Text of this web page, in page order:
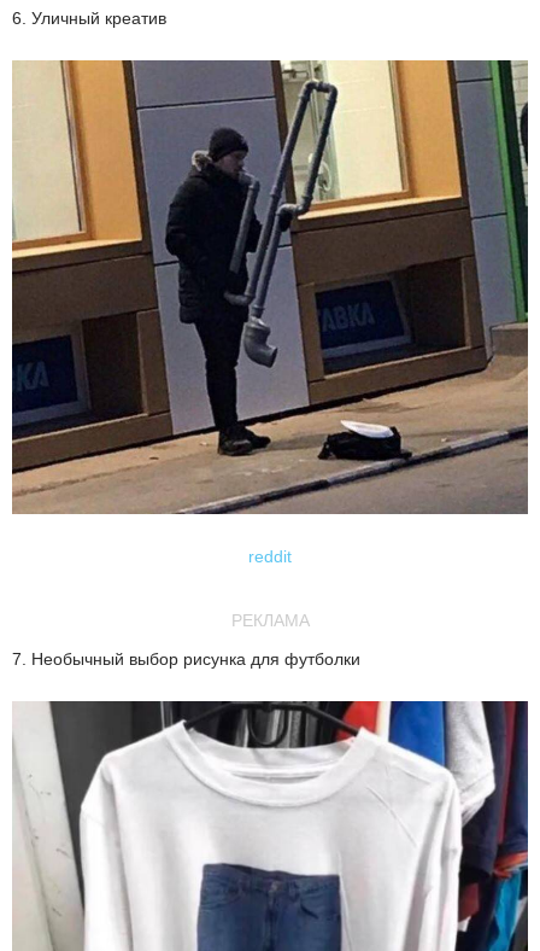
6. Уличный креатив
reddit
РЕКЛАМА
7. Необычный выбор рисунка для футболки